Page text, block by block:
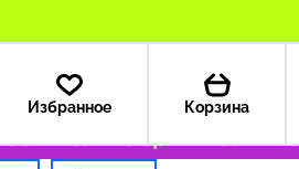
Избранное Корзина
₽ Только оригинальные